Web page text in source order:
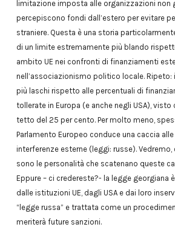
limitazione imposta alle organizzazioni non
percepiscono fondi dall’estero per evitare
straniere. Questa è una storia
di un limite estremamente più blando
ambito UE nei confronti di finanziamenti
nell’associazionismo politico locale.
più laschi rispetto alle percentuali di
tollerate in Europa (e anche negli USA), visto
tetto del 25 per cento. Per molto meno,
Parlamento Europeo conduce una caccia
interferenze esterne (leggi: russe). Vedremo,
sono le personalità che scatenano queste
Eppure – ci credereste?- la legge georgiana
dalle istituzioni UE, dagli USA e dai loro
“legge russa” e trattata come un
meriterà future sanzioni.